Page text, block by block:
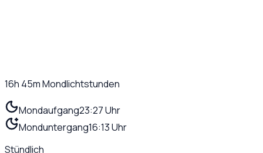
16h 45mMondlichtstunden
Mondaufgang23:27 Uhr
Monduntergang16:13 Uhr
Stündlich